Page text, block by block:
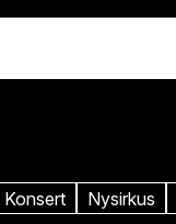
Konsert Nysirkus